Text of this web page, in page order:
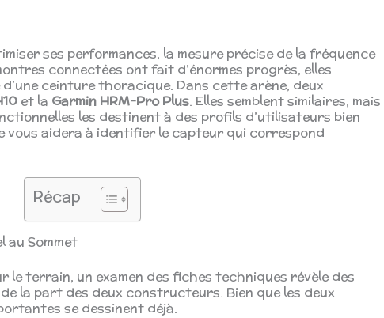
ses performances, la mesure précise de la fréquence
connectées ont fait d’énormes progrès, elles
ceinture thoracique. Dans cette arène, deux
et la Garmin HRM-Pro Plus. Elles semblent similaires, mais
les destinent à des profils d’utilisateurs bien
aidera à identifier le capteur qui correspond
Récap
au Sommet
le terrain, un examen des fiches techniques révèle des
la part des deux constructeurs. Bien que les deux
se dessinent déjà.